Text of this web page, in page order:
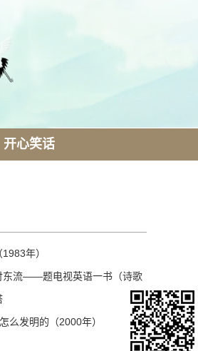
开心笑话
年）
东流——题电视英语一书（诗歌
么发明的（2000年）